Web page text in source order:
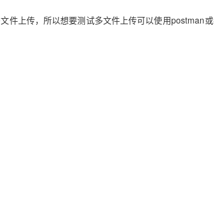
件上传，所以想要测试多文件上传可以使用postman